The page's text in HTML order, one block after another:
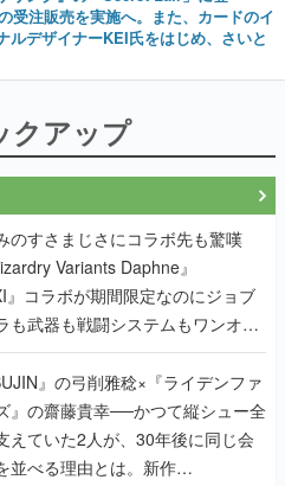
受注販売を実施へ。また、カードのイ
ルデザイナーKEI氏をはじめ、さいと
クアップ
のすさまじさにコラボ先も驚嘆
Variants Daphne』
』コラボが期間限定なのにジョブ
も武器も戦闘システムもワンオフ
まれた理由を両ディレクターに聞
』の弓削雅稔×『ライデンファ
』の齋藤貴幸──かつて縦シュー全
えていた2人が、30年後に同じ会
並べる理由とは。新作